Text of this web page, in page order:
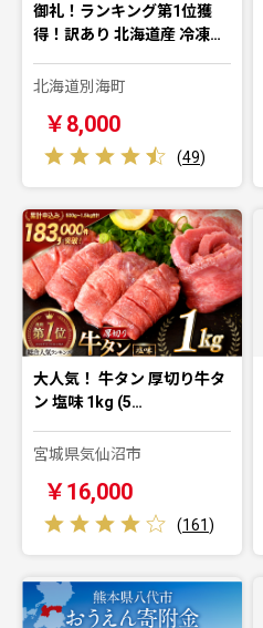
御礼！ランキング第1位獲
得！訳あり 北海道産 冷凍…
北海道別海町
￥8,000
(49)
大人気！ 牛タン 厚切り牛タ
ン 塩味 1kg (5…
宮城県気仙沼市
￥16,000
(161)